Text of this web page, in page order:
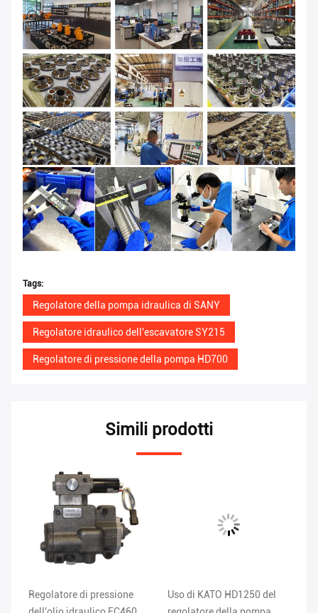
Tags:
Regolatore della pompa idraulica di SANY
Regolatore idraulico dell'escavatore SY215
Regolatore di pressione della pompa HD700
Simili prodotti
Regolatore di pressione
Uso di KATO HD1250 del